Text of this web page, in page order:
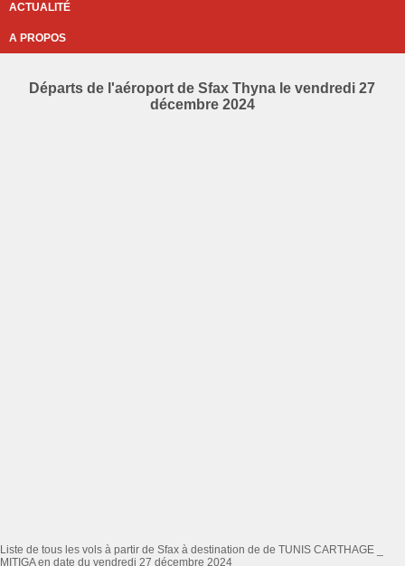
ACTUALITÉ
A PROPOS
Départs de l'aéroport de Sfax Thyna le vendredi 27
décembre 2024
Liste de tous les vols à partir de Sfax à destination de de TUNIS CARTHAGE _
MITIGA en date du vendredi 27 décembre 2024